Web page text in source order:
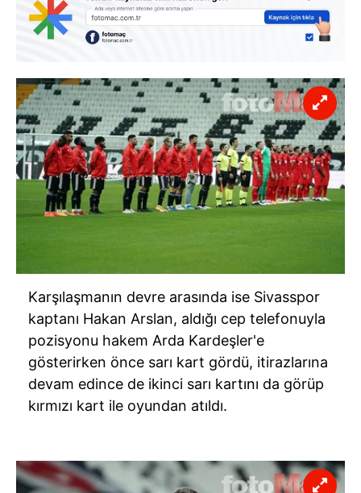
Karşılaşmanın devre arasında ise Sivasspor
kaptanı Hakan Arslan, aldığı cep telefonuyla
pozisyonu hakem Arda Kardeşler'e
gösterirken önce sarı kart gördü, itirazlarına
devam edince de ikinci sarı kartını da görüp
kırmızı kart ile oyundan atıldı.